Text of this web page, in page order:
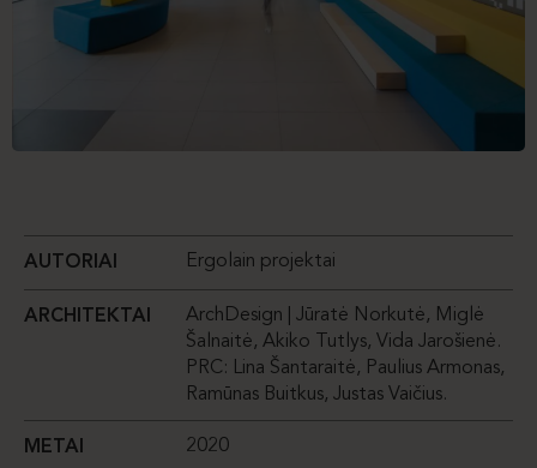
AUTORIAI Ergolain projektai
ARCHITEKTAI
ArchDesign | Jūratė Norkutė, Miglė
Šalnaitė, Akiko Tutlys, Vida Jarošienė.
PRC: Lina Šantaraitė, Paulius Armonas,
Ramūnas Buitkus, Justas Vaičius.
METAI 2020